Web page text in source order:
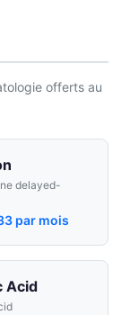
offerts au
delayed-
par mois
Acid